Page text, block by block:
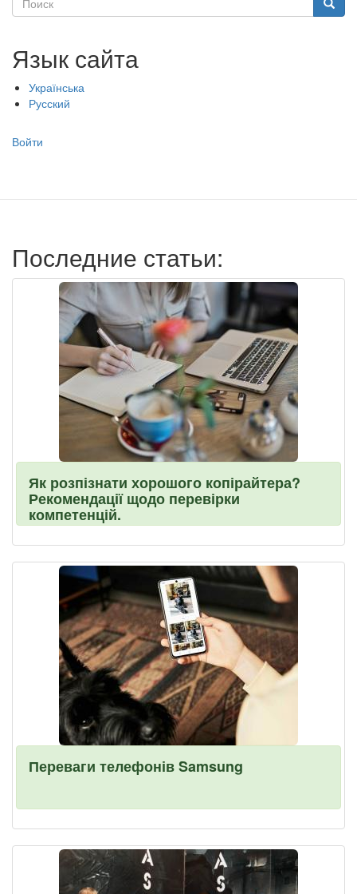
Язык сайта
Українська
Русский
Меню
записи
Войти
Последние статьи:
Як розпізнати хорошого копірайтера?
Рекомендації щодо перевірки
компетенцій.
Переваги телефонів Samsung